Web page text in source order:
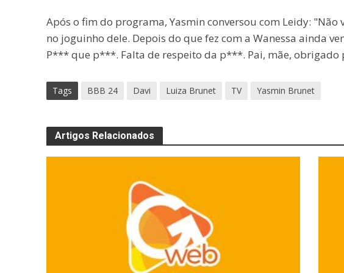
Após o fim do programa, Yasmin conversou com Leidy:
no joguinho dele. Depois do que fez com a Wanessa ainda
P*** que p***. Falta de respeito da p***. Pai, mãe, obrigado
Tags BBB 24 Davi Luiza Brunet TV Yasmin Brunet
Artigos Relacionados